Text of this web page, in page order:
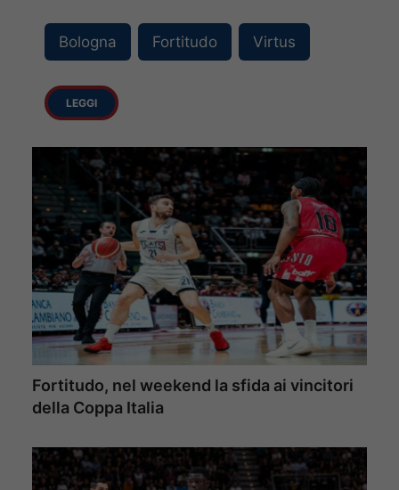
Bologna Fortitudo Virtus
LEGGI
Fortitudo, nel weekend la sfida ai vincitori
della Coppa Italia